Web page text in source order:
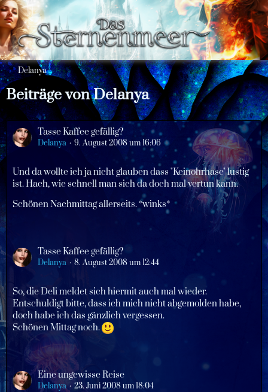
Delanya
Beiträge von Delanya
Tasse Kaffee gefällig?
Delanya 9. August 2008 um 16:06
Und da wollte ich ja nicht glauben dass "Keinohrhase" lustig
ist. Hach, wie schnell man sich da doch mal vertun kann.
Schönen Nachmittag allerseits. *winks*
Tasse Kaffee gefällig?
Delanya 8. August 2008 um 12:44
So, die Deli meldet sich hiermit auch mal wieder.
Entschuldigt bitte, dass ich mich nicht abgemolden habe,
doch habe ich das gänzlich vergessen.
Schönen Mittag noch.
Eine ungewisse Reise
Delanya 23. Juni 2008 um 18:04